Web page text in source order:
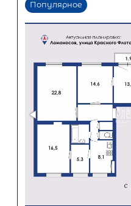
0 10 20 30
10
Процентная
10